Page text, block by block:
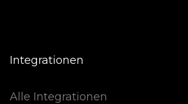
Integrationen
Alle Integrationen